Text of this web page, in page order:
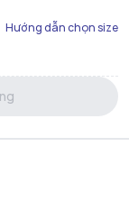
Hướng dẫn chọn size